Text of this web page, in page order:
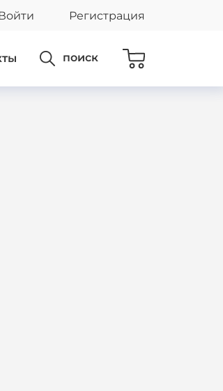
Войти Регистрация
поиск